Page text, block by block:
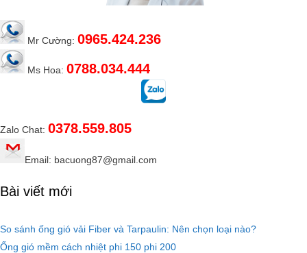
Mr Cường: 0965.424.236
Ms Hoa: 0788.034.444
Zalo Chat: 0378.559.805
Email: bacuong87@gmail.com
Bài viết mới
So sánh ống gió vải Fiber và Tarpaulin: Nên chọn loại nào?
Ống gió mềm cách nhiệt phi 150 phi 200